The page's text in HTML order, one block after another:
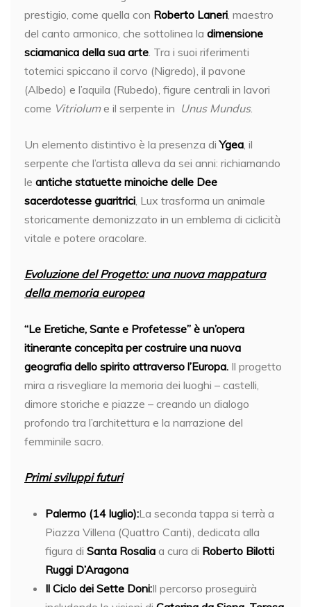
prestigio, come quella con Roberto Laneri , maestro
del canto armonico, che sottolinea la dimensione
sciamanica della sua arte . Tra i suoi riferimenti
totemici spiccano il corvo (Nigredo), il pavone
(Albedo) e l’aquila (Rubedo), figure centrali in lavori
come Vitriolume il serpente in Unus Mundus.
Un elemento distintivo è la presenza diYgea , il
serpente che l’artista alleva da sei anni: richiamando
le antiche statuette minoiche delle Dee
sacerdotesse guaritrici , Lux trasforma un animale
storicamente demonizzato in un emblema di ciclicità
vitale e potere oracolare.
Evoluzione del Progetto: una nuova mappatura
della memoria europea
“Le Eretiche, Sante e Profetesse” è un’opera
itinerante concepita per costruire una nuova
geografia dello spirito attraverso l’Europa. Il progetto
mira a risvegliare la memoria dei luoghi – castelli,
dimore storiche e piazze – creando un dialogo
profondo tra l’architettura e la narrazione del
femminile sacro.
Primi sviluppi futuri
Palermo (14 luglio):La seconda tappa si terrà a
Piazza Villena (Quattro Canti), dedicata alla
figura di Santa Rosalia a cura di Roberto Bilotti
Ruggi D’Aragona
Il Ciclo dei Sette Doni:Il percorso proseguirà